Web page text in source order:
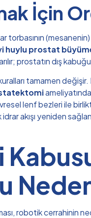
İçin
huylu prostat
prostatın dış
tamamen
lenf bezleri ile
akışı yeniden
robotik cerrahinin